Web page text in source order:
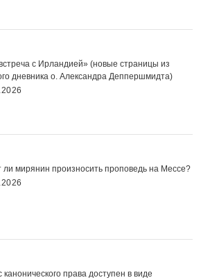
с Ирландией» (новые страницы из
дневника о. Александра Деппершмидта)
ли мирянин произносить проповедь на Мессе?
канонического права доступен в виде